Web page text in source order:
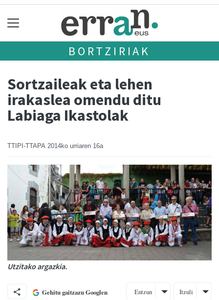
BORTZIRIAK
Sortzaileak eta lehen
irakaslea omendu ditu
Labiaga Ikastolak
TTIPI-TTAPA 2014ko urriaren 16a
Utzitako argazkia.
Gehitu gaitzazu Googlen Entzun Itzuli